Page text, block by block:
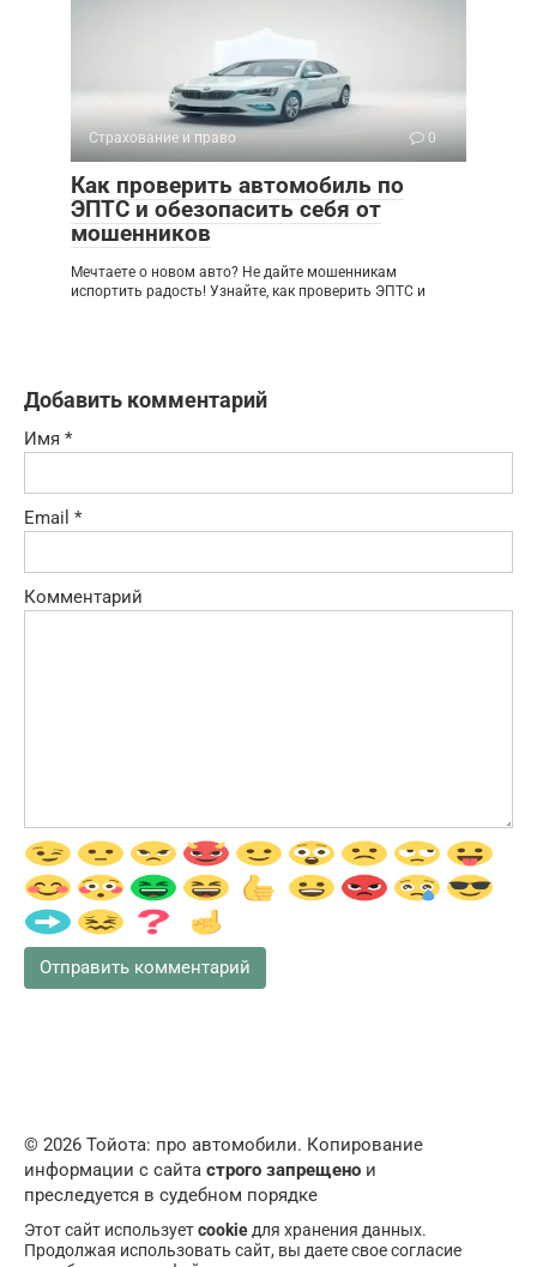
Страхование и право 0
Как проверить автомобиль по
ЭПТС и обезопасить себя от
мошенников
Мечтаете о новом авто? Не дайте мошенникам
испортить радость! Узнайте, как проверить ЭПТС и
Добавить комментарий
Имя *
Email *
Комментарий
© 2026 Тойота: про автомобили. Копирование
информации с сайта строго запрещено и
преследуется в судебном порядке
Этот сайт используетcookieдля хранения данных.
Продолжая использовать сайт, вы даете свое согласие